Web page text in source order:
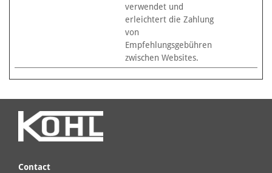
verwendet und
erleichtert die Zahlung
von
Empfehlungsgebühren
zwischen Websites.
Contact